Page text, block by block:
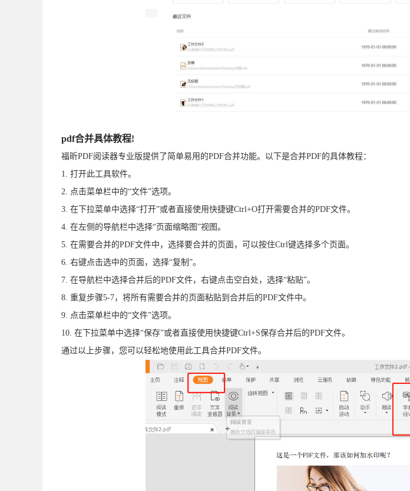
pdf合并具体教程!
福昕PDF阅读器专业版提供了简单易用的PDF合并功能。以下是合并PDF的具体教程：
1. 打开此工具软件。
2. 点击菜单栏中的“文件”选项。
3. 在下拉菜单中选择“打开”或者直接使用快捷键Ctrl+O打开需要合并的PDF文件。
4. 在左侧的导航栏中选择“页面缩略图”视图。
5. 在需要合并的PDF文件中，选择要合并的页面，可以按住Ctrl键选择多个页面。
6. 右键点击选中的页面，选择“复制”。
7. 在导航栏中选择合并后的PDF文件，右键点击空白处，选择“粘贴”。
8. 重复步骤5-7，将所有需要合并的页面粘贴到合并后的PDF文件中。
9. 点击菜单栏中的“文件”选项。
10. 在下拉菜单中选择“保存”或者直接使用快捷键Ctrl+S保存合并后的PDF文件。
通过以上步骤，您可以轻松地使用此工具合并PDF文件。